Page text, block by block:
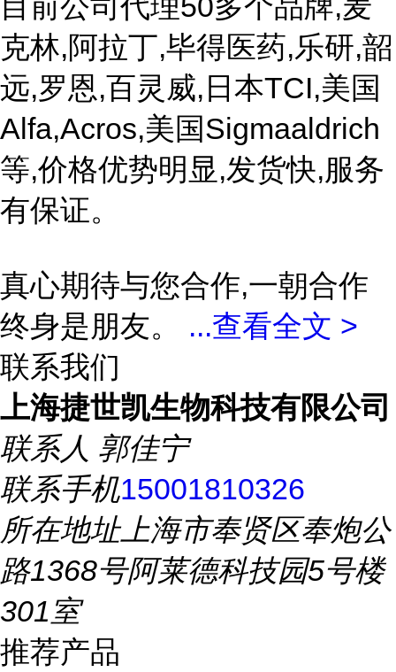
克林,阿拉丁,毕得医药,乐研,韶
远,罗恩,百灵威,日本TCI,美国
Alfa,Acros,美国Sigmaaldrich
等,价格优势明显,发货快,服务
有保证。
真心期待与您合作,一朝合作
终身是朋友。 ...查看全文 >
联系我们
上海捷世凯生物科技有限公司
联系人 郭佳宁
联系手机15001810326
所在地址上海市奉贤区奉炮公
路1368号阿莱德科技园5号楼
301室
推荐产品